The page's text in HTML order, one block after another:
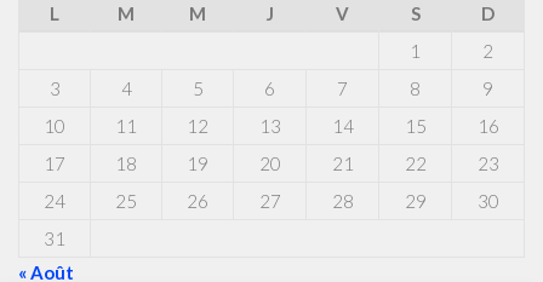
L
M M J V S
D
1
2
3
4 5 6 7 8
9
10
11 12 13 14 15
16
17
18 19 20 21 22
23
24
25 26 27 28 29
30
31
« Août